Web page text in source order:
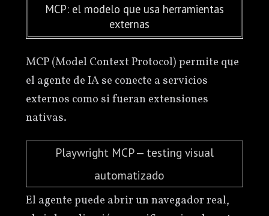
MCP: el modelo que usa herramientas
externas
MCP (Model Context Protocol) permite que
el agente de IA se conecte a servicios
externos como si fueran extensiones
nativas.
Playwright MCP — testing visual
automatizado
El agente puede abrir un navegador real,